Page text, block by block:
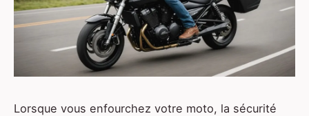
Lorsque vous enfourchez votre moto, la sécurité